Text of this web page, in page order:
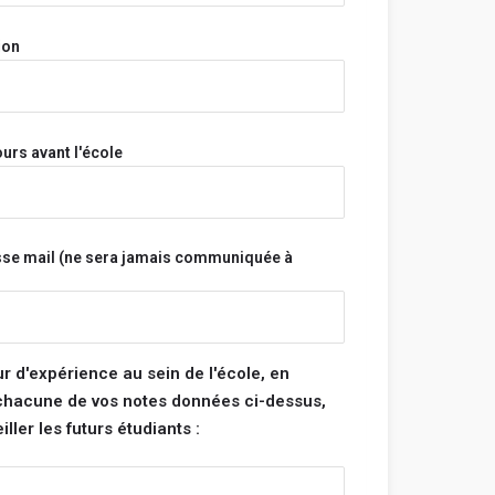
pas et n'aura jamais accès à tes informations
respectent pas ces règles.
:
avant l'école
mail (ne sera jamais communiquée à
d'expérience au sein de l'école, en
de vos notes données ci-dessus,
les futurs étudiants :